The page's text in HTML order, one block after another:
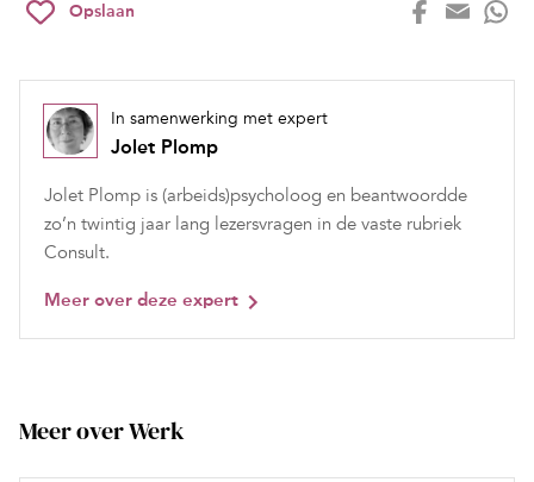
Opslaan
In samenwerking met expert
Jolet Plomp
Jolet Plomp is (arbeids)psycholoog en beantwoordde
zo’n twintig jaar lang lezersvragen in de vaste rubriek
Consult.
Meer over deze expert
Meer over Werk